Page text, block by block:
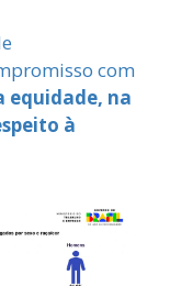
com
equidade, na
à